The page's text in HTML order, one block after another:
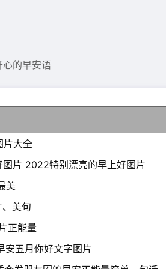
睁开眼，外面的空气真新鲜，今天
朝大海，春暖花开。
初现，享福在你身边。中午艳阳高
上思念，许下祝福;愿平安绕您身
了我的心上人，此后风花雪月都不
上的悄悄话，开口却只成了早安
心的早安语
片大全
图片 2022特别漂亮的早上好图片
美
美句
正能量
安五月你好文字图片